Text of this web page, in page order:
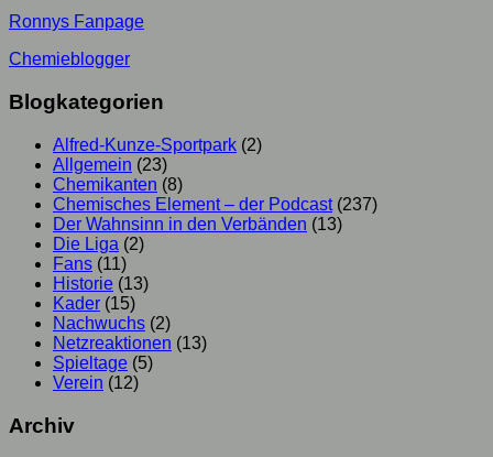
Ronnys Fanpage
Chemieblogger
Blogkategorien
Alfred-Kunze-Sportpark (2)
Allgemein (23)
Chemikanten (8)
Chemisches Element – der Podcast(237)
Der Wahnsinn in den Verbänden (13)
Die Liga (2)
Fans (11)
Historie (13)
Kader (15)
Nachwuchs (2)
Netzreaktionen (13)
Spieltage (5)
Verein (12)
Archiv